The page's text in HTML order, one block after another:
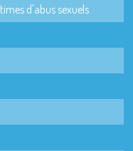
d'abus sexuels